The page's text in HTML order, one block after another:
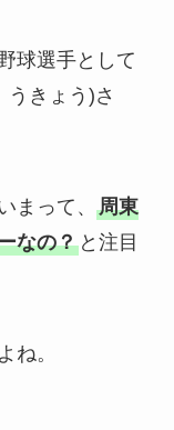
球選手として
きょう)さ
まって、 周東
なの？と注目
ね。